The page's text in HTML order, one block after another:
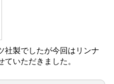
社製でしたが今回はリンナ
いただきました。